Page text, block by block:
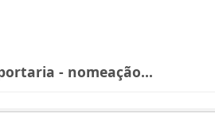
- nomeação...